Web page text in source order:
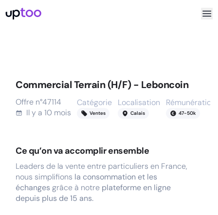
Commercial Terrain (H/F) - Leboncoin
Offre n°47114
Il y a 10 mois
Catégorie
Ventes
Localisation
Calais
Rémunération
47-50k
Ce qu’on va accomplir ensemble
Leaders de la vente entre particuliers en France,
nous simplifions la consommation et les
échanges grâce à notre plateforme en ligne
depuis plus de 15 ans.